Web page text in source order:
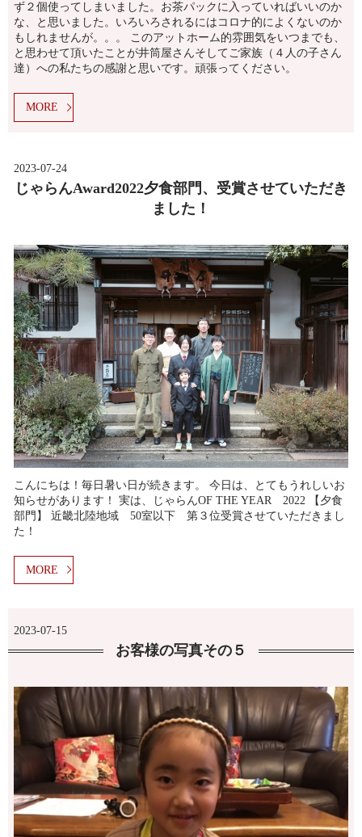
ず２個使ってしまいました。お茶パックに入っていればいいのか
な、と思いました。いろいろされるにはコロナ的によくないのか
もしれませんが。。。 このアットホーム的雰囲気をいつまでも、
と思わせて頂いたことが井筒屋さんそしてご家族（４人の子さん
達）への私たちの感謝と思いです。頑張ってください。
MORE
2023-07-24
じゃらんAward2022夕食部門、受賞させていただき
ました！
こんにちは！毎日暑い日が続きます。 今日は、とてもうれしいお
知らせがあります！ 実は、じゃらんOF THE YEAR 2022 【夕食
部門】 近畿北陸地域 50室以下 第３位受賞させていただきまし
た！
MORE
2023-07-15
お客様の写真その５